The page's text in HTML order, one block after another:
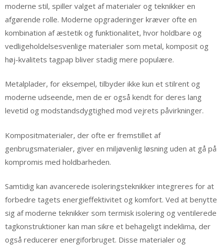
moderne stil, spiller valget af materialer og teknikker en
afgørende rolle. Moderne opgraderinger kræver ofte en
kombination af æstetik og funktionalitet, hvor holdbare og
vedligeholdelsesvenlige materialer som metal, komposit og
høj-kvalitets tagpap bliver stadig mere populære.
Metalplader, for eksempel, tilbyder ikke kun et stilrent og
moderne udseende, men de er også kendt for deres lang
levetid og modstandsdygtighed mod vejrets påvirkninger.
Kompositmaterialer, der ofte er fremstillet af
genbrugsmaterialer, giver en miljøvenlig løsning uden at gå på
kompromis med holdbarheden.
Samtidig kan avancerede isoleringsteknikker integreres for at
forbedre tagets energieffektivitet og komfort. Ved at benytte
sig af moderne teknikker som termisk isolering og ventilerede
tagkonstruktioner kan man sikre et behageligt indeklima, der
også reducerer energiforbruget. Disse materialer og